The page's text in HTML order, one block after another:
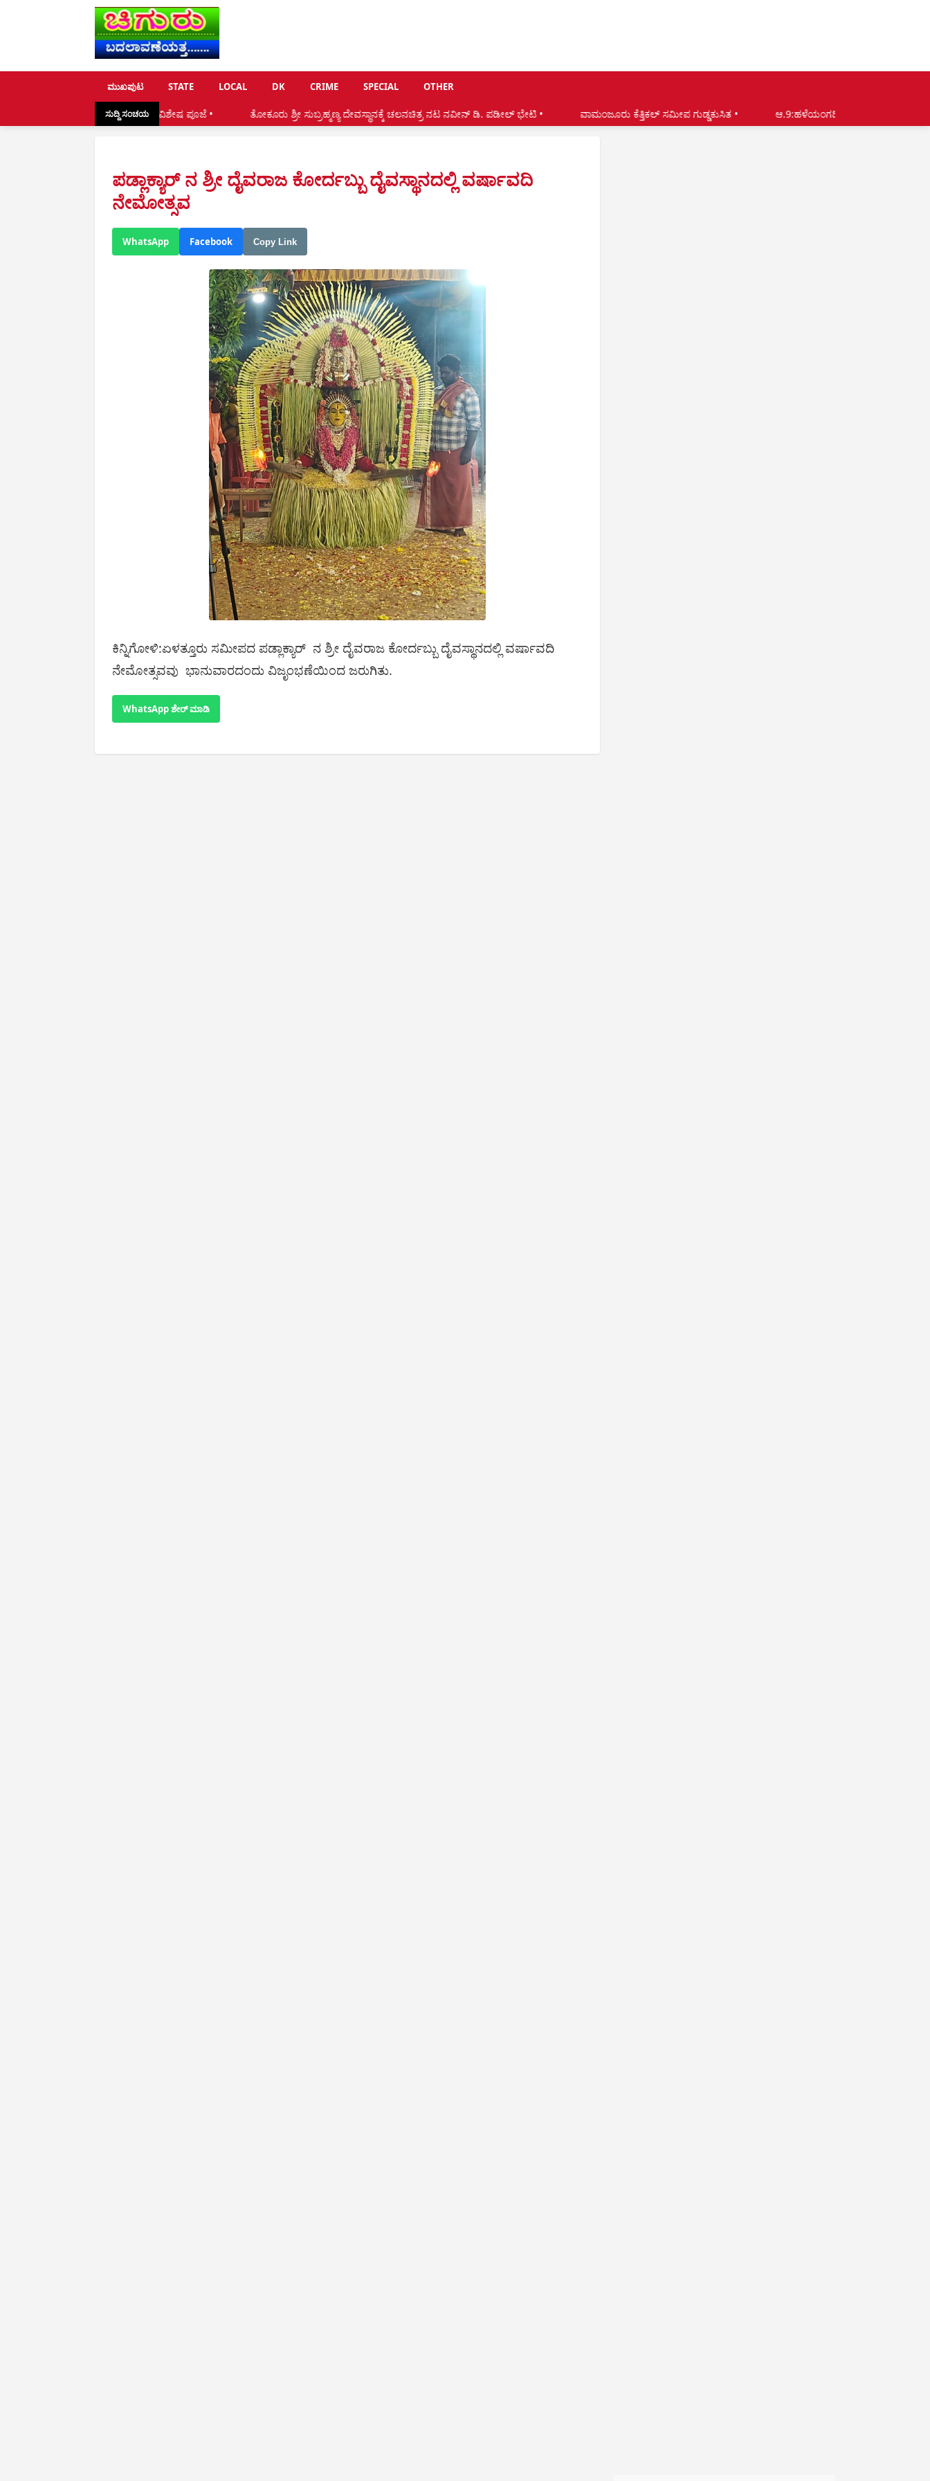
ಮುಖಪುಟ STATE LOCAL DK CRIME SPECIAL OTHER
ಸುದ್ದಿ ಸಂಚಯ
ದೈವದ ಕಲ್ಲಿಗೆ ವಿಶೇಷ ಪೂಜೆ • ತೋಕೂರು ಶ್ರೀ ಸುಬ್ರಹ್ಮಣ್ಯ ದೇವಸ್ಥಾನಕ್ಕೆ ಚಲನಚಿತ್ರ ನಟ ನವೀನ್ ಡಿ. ಪಡೀಲ್ ಭೇಟಿ • ವಾಮಂಜೂರು ಕೆತ್ತಿಕಲ್ ಸಮೀಪ ಗುಡ್ಡಕುಸಿತ • ಆ.9:ಹಳೆಯಂಗಡಿ ದೇವಾಡಿಗ ಭವನದಲ್ಲಿ 'ಆಟಿಡೊಂಜಿ ಐತಾರ'
ಪಡ್ಲಾಕ್ಯಾರ್ ನ ಶ್ರೀ ದೈವರಾಜ ಕೋರ್ದಬ್ಬು ದೈವಸ್ಥಾನದಲ್ಲಿ ವರ್ಷಾವದಿ
ನೇಮೋತ್ಸವ
WhatsApp Facebook Copy Link
ಕಿನ್ನಿಗೋಳಿ:ಏಳತ್ತೂರು ಸಮೀಪದ ಪಡ್ಲಾಕ್ಯಾರ್ ನ ಶ್ರೀ ದೈವರಾಜ ಕೋರ್ದಬ್ಬು ದೈವಸ್ಥಾನದಲ್ಲಿ ವರ್ಷಾವದಿ
ನೇಮೋತ್ಸವವು ಭಾನುವಾರದಂದು ವಿಜೃಂಭಣೆಯಿಂದ ಜರುಗಿತು.
WhatsApp ಶೇರ್ ಮಾಡಿ